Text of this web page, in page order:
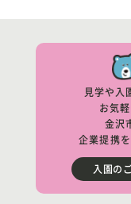
見学や入
お気
金沢
企業提携
入園の